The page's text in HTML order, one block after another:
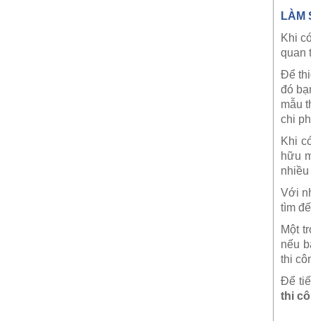
LÀM
Khi
quan
Để
đó
mẫu
chi
Khi
hữu
Với
tìm
Một
nếu
thi
Để
thi